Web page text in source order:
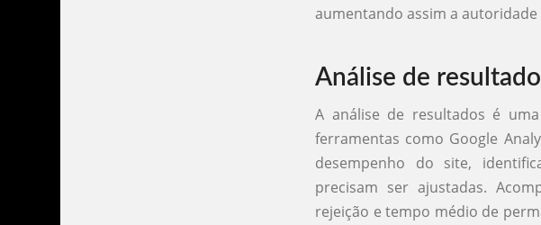
aumentando assim a
Análise de
A análise de resultados é
ferramentas como Google
desempenho do site,
precisam ser ajustadas.
rejeição e tempo médio de